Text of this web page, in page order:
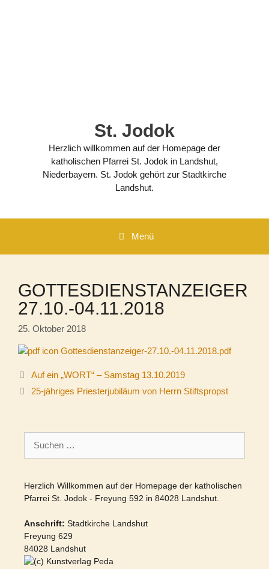
St. Jodok
Herzlich willkommen auf der Homepage der
katholischen Pfarrei St. Jodok in Landshut,
Niederbayern. St. Jodok gehört zur Stadtkirche
Landshut.
Menü
GOTTESDIENSTANZEIGER
27.10.-04.11.2018
25. Oktober 2018
Gottesdienstanzeiger-27.10.-04.11.2018.pdf
Auf ein „WORT“ – Samstag 13.10.2019
25-jähriges Priesterjubiläum von Herrn Stiftspropst
nach:
Herzlich Willkommen auf der Homepage der katholischen
Pfarrei St. Jodok - Freyung 592 in 84028 Landshut.
Anschrift: Stadtkirche Landshut
Freyung 629
84028 Landshut